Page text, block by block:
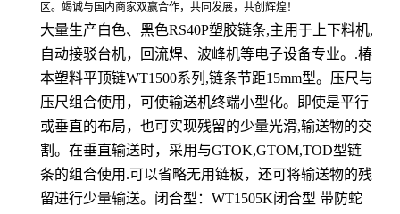
区。竭诚与国内商家双赢合作，共同发展，共创辉煌！
大量生产白色、黑色RS40P塑胶链条,主用于上下料机,
自动接驳台机，回流焊、波峰机等电子设备专业。.椿
本塑料平顶链WT1500系列,链条节距15mm型。压尺与
压尺组合使用，可使输送机终端小型化。即使是平行
或垂直的布局，也可实现残留的少量光滑,输送物的交
割。在垂直输送时，采用与GTOK,GTOM,TOD型链
条的组合使用.可以省略无用链板，还可将输送物的残
留进行少量输送。闭合型：WT1505K闭合型 带防蛇